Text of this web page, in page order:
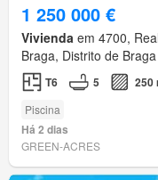
1 250 000 €
Vivienda em 4700,
Braga, Distrito de Braga
T6 5 250
Piscina
Há 2 dias
GREEN-ACRES